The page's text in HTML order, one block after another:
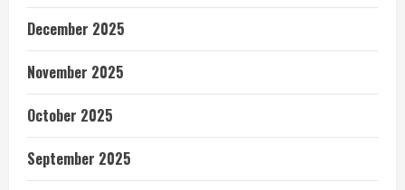
December 2025
November 2025
October 2025
September 2025